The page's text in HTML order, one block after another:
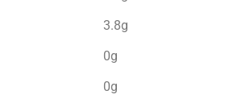
3.8g
0g
0g